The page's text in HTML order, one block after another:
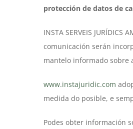
protección de datos de
INSTA SERVEIS
comunicación serán
mantelo informado sobre
www.instajuridic.com
medida do posible, e
Podes obter información